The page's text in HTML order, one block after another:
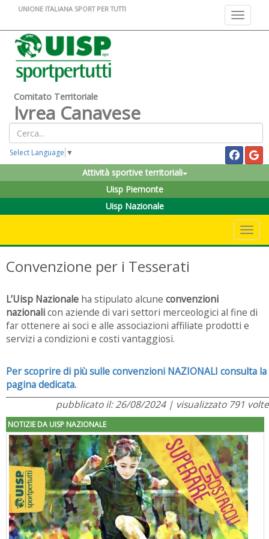
Toggle
UNIONE ITALIANA SPORT PER TUTTI
Comitato Territoriale
Ivrea Canavese
Select Language ▼
Attività sportive territoriali
Uisp Piemonte
Uisp Nazionale
Convenzione per i Tesserati
L’Uisp Nazionale ha stipulato alcune convenzioni
nazionalicon aziende di vari settori merceologici al fine di
far ottenere ai soci e alle associazioni affiliate prodotti e
servizi a condizioni e costi vantaggiosi.
Per scoprire di più sulle convenzioni NAZIONALI consulta la
pagina dedicata.
pubblicato il: 26/08/2024 | visualizzato 791 volte
NOTIZIE DA UISP NAZIONALE